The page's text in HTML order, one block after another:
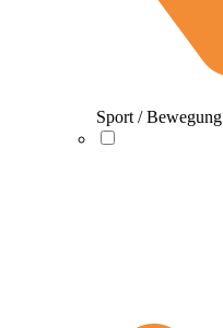
Sport / Bewegung